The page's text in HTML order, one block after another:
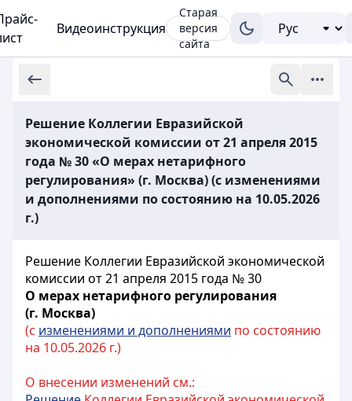
Видеоинструкция
Старая
версия
сайта
Решение Коллегии Евразийской
экономической комиссии от 21 апреля 2015
года № 30 «О мерах нетарифного
регулирования» (г. Москва) (с изменениями
и дополнениями по состоянию на 10.05.2026
г.)
Решение Коллегии Евразийской экономической
комиссии от 21 апреля 2015 года № 30
О мерах нетарифного регулирования
(г. Москва)
(с изменениями и дополнениями по состоянию
на 10.05.2026 г.)
О внесении изменений см.: